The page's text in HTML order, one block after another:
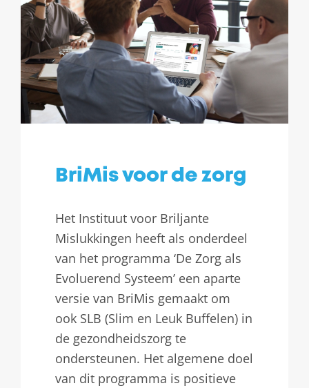
BriMis voor de zorg
Het Instituut voor Briljante
Mislukkingen heeft als onderdeel
van het programma ‘De Zorg als
Evoluerend Systeem’ een aparte
versie van BriMis gemaakt om
ook SLB (Slim en Leuk Buffelen) in
de gezondheidszorg te
ondersteunen. Het algemene doel
van dit programma is positieve